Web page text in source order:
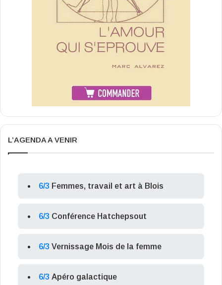
L’AGENDA A VENIR
6/3 Femmes, travail et art à Blois
6/3 Conférence Hatchepsout
6/3 Vernissage Mois de la femme
6/3 Apéro galactique